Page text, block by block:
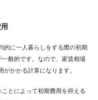
的に一人暮らしをする際の初期
般的です。なので、家賃相場
かかる計算になります。
とによって初期費用を抑える